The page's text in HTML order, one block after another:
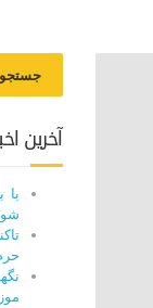
آخرین
با